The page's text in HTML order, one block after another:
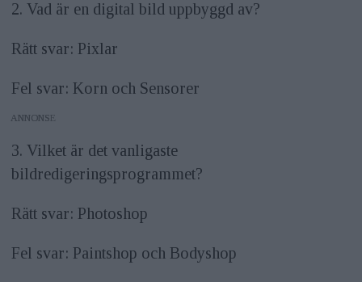
2. Vad är en digital bild uppbyggd av?
Rätt svar: Pixlar
Fel svar: Korn och Sensorer
ANNONS
3. Vilket är det vanligaste
bildredigeringsprogrammet?
Rätt svar: Photoshop
Fel svar: Paintshop och Bodyshop